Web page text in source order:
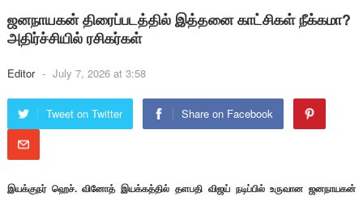
ஜனநாயகன் திரைப்படத்தில் இத்தனை காட்சிகள் நீக்கமா?
அதிர்ச்சியில் ரசிகர்கள்
Editor - July 7, 2026 at 3:58
Tweet on Twitter Share on Facebook
இயக்குநர் ஹெச். வினோத் இயக்கத்தில் தளபதி விஜய் நடிப்பில் உருவான ஜனநாயகன்